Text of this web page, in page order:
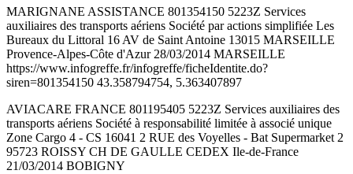
MARIGNANE ASSISTANCE 801354150 5223Z Services
auxiliaires des transports aériens Société par actions simplifiée Les
Bureaux du Littoral 16 AV de Saint Antoine 13015 MARSEILLE
Provence-Alpes-Côte d'Azur 28/03/2014 MARSEILLE
https://www.infogreffe.fr/infogreffe/ficheIdentite.do?
siren=801354150 43.358794754, 5.363407897
AVIACARE FRANCE 801195405 5223Z Services auxiliaires des
transports aériens Société à responsabilité limitée à associé unique
Zone Cargo 4 - CS 16041 2 RUE des Voyelles - Bat Supermarket 2
95723 ROISSY CH DE GAULLE CEDEX Ile-de-France
21/03/2014 BOBIGNY